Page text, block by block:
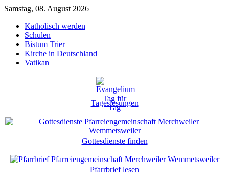
Samstag, 08. August 2026
Katholisch werden
Schulen
Bistum Trier
Kirche in Deutschland
Vatikan
Tageslesungen
Gottesdienste finden
Pfarrbrief lesen